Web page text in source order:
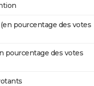
pourcentage des votes
pourcentage des votes